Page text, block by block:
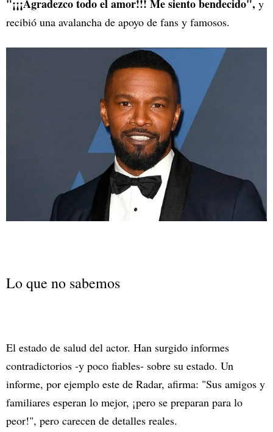
"¡¡¡Agradezco todo el amor!!! Me siento bendecido", y
recibió una avalancha de apoyo de fans y famosos.
Lo que no sabemos
El estado de salud del actor. Han surgido informes
contradictorios -y poco fiables- sobre su estado. Un
informe, por ejemplo este de Radar, afirma: "Sus amigos y
familiares esperan lo mejor, ¡pero se preparan para lo
peor!", pero carecen de detalles reales.